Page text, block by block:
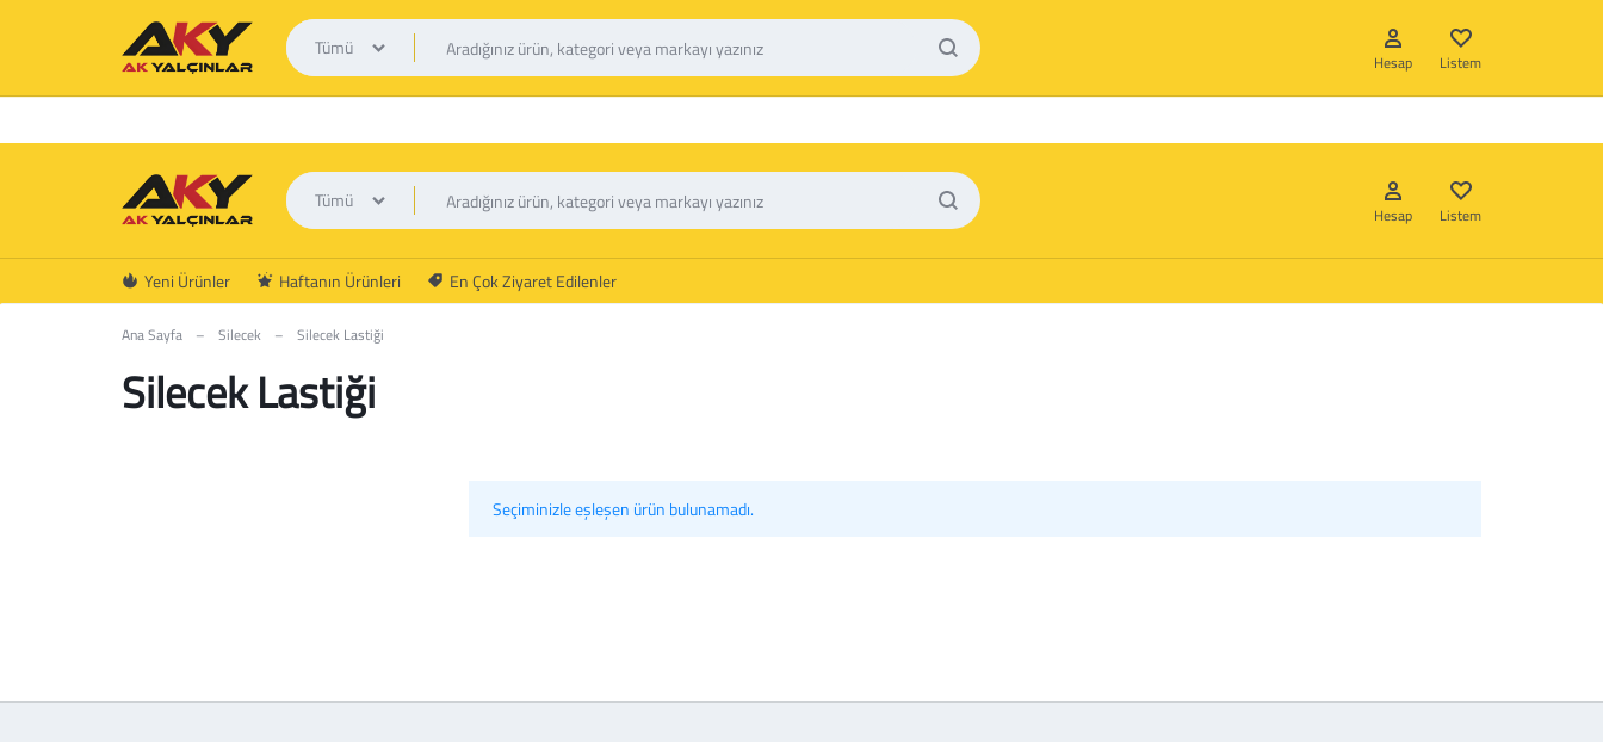
Hakkımızda İletişim
AK
YALÇINLAR
Tümü
Hesap Listem
Yeni Ürünler Haftanın Ürünleri En Çok Ziyaret Edilenler
Tümü
Hesap Listem
Ana Sayfa – Silecek – Silecek Lastiği
Silecek Lastiği
Seçiminizle eşleşen ürün bulunamadı.